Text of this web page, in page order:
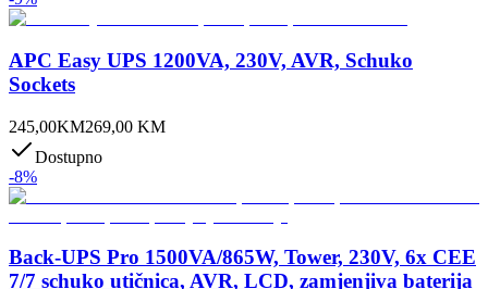
APC Easy UPS 1200VA, 230V, AVR, Schuko
Sockets
245,00KM269,00 KM
Dostupno
-8%
Back-UPS Pro 1500VA/865W, Tower, 230V, 6x CEE
7/7 schuko utičnica, AVR, LCD, zamjenjiva baterija